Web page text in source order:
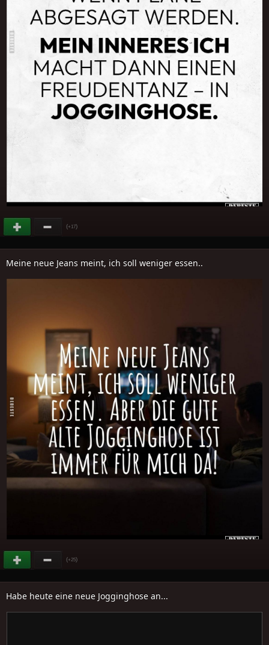
(+17)
Meine neue Jeans meint, ich soll weniger essen..
(+25)
Habe heute eine neue Jogginghose an...